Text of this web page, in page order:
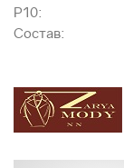
P10:
Состав: